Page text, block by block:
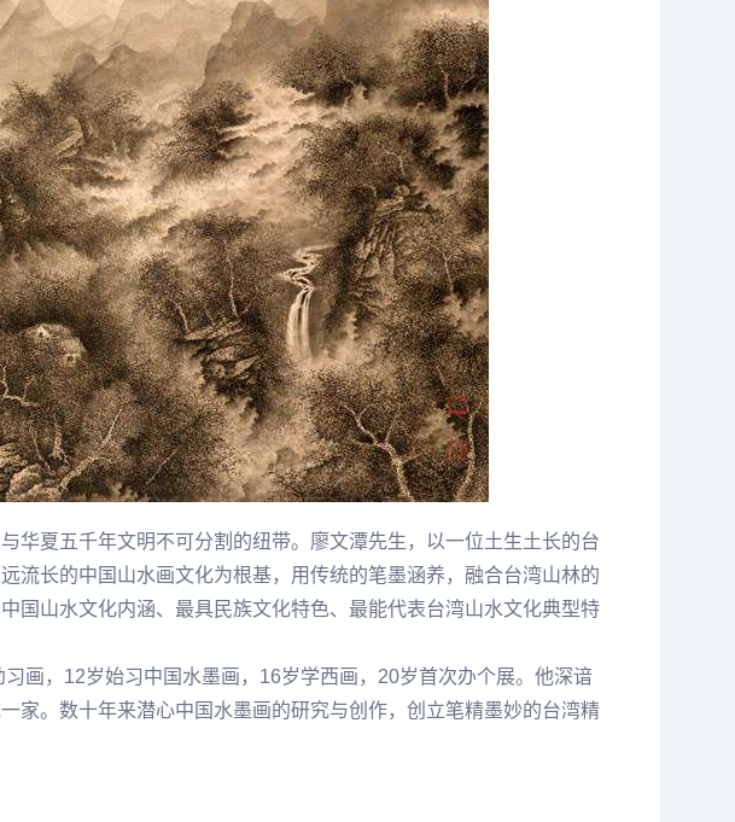
华夏 五千年文明不可分割的纽带。 廖文潭先生，以一位土生土长的台
流长的中国山水画文化为根基，用传统的笔墨涵养，融合台湾山林的
国山水文化内涵、最具民族文化特色、最能代表台湾山水文化典型特
画，12岁始习中国水墨画，16岁学西画，20岁首次办个展。他深谙
家。数十年来潜心中国水墨画的研究与创作，创立笔精墨妙的台湾精